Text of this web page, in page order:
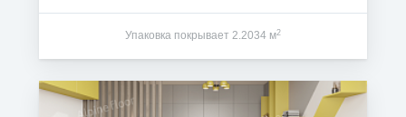
Упаковка покрывает 2.2034 м2